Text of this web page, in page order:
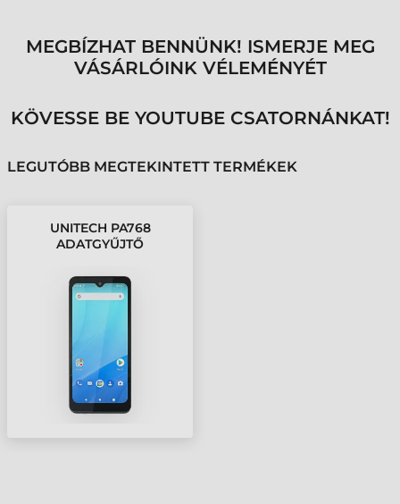
MEGBÍZHAT BENNÜNK! ISMERJE MEG
VÁSÁRLÓINK VÉLEMÉNYÉT
KÖVESSE BE YOUTUBE CSATORNÁNKAT!
LEGUTÓBB MEGTEKINTETT TERMÉKEK
UNITECH PA768
ADATGYŰJTŐ